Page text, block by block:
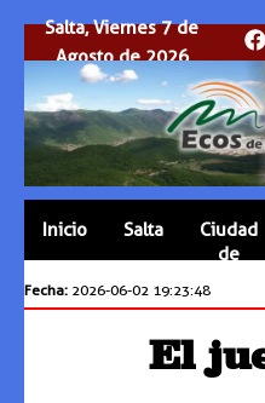
Salta, Viernes 7 de
Agosto de 2026
Inicio Salta
Ciudad
de
Fecha: 2026-06-02 19:23:48
El